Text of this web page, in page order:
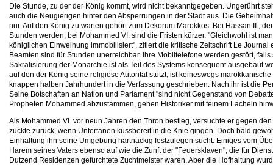
Die Stunde, zu der der König kommt, wird nicht bekanntgegeben. Ungerührt
auch die Neugierigen hinter den Absperrungen in der Stadt aus. Die
nur. Auf den König zu warten gehört zum Dekorum Marokkos. Bei Hassan II.,
Stunden werden, bei Mohammed VI. sind die Fristen kürzer. "Gleichwohl ist
königlichen Einweihung immobilisiert", zitiert die kritische Zeitschrift Le
Beamten sind für Stunden unerreichbar. Ihre Mobiltelefone werden gestört,
Sakralisierung der Monarchie ist als Teil des Systems konsequent ausgebaut
auf den der König seine religiöse Autorität stützt, ist keineswegs
knappen halben Jahrhundert in die Verfassung geschrieben. Nach ihr ist die
Seine Botschaften an Nation und Parlament "sind nicht Gegenstand von
Propheten Mohammed abzustammen, gehen Historiker mit feinem Lächeln
Als Mohammed VI. vor neun Jahren den Thron bestieg, versuchte er gegen
zuckte zurück, wenn Untertanen kussbereit in die Knie gingen. Doch bald
Einhaltung ihn seine Umgebung hartnäckig festzulegen sucht. Einiges vom
Harem seines Vaters ebenso auf wie die Zunft der "Feuersklaven", die für
Dutzend Residenzen gefürchtete Zuchtmeister waren. Aber die Hofhaltung